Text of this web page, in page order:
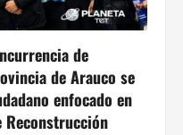
de
de Arauco se
enfocado en
Reconstrucción